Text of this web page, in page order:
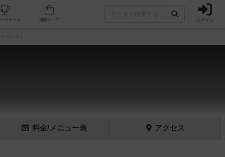
ェ/店舗 人気ボードゲーム ログイン
ベント）
料金/メニュー表 アクセス